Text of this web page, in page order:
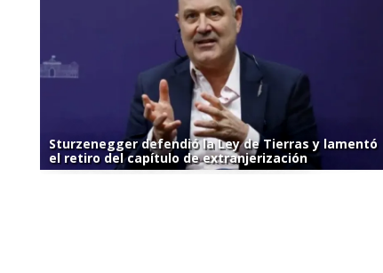
Sturzenegger defendió la Ley de Tierras y lamentó
el retiro del capítulo de extranjerización